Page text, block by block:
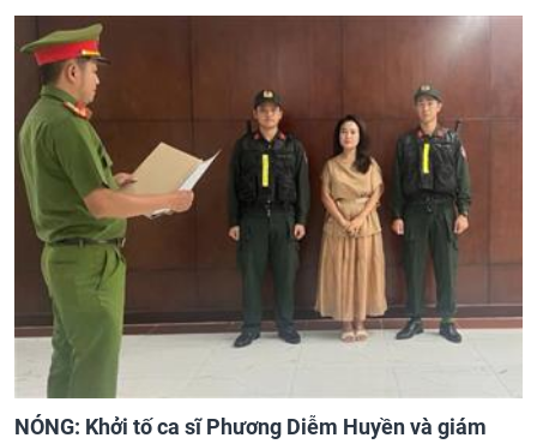
NÓNG: Khởi tố ca sĩ Phương Diễm Huyền và giám